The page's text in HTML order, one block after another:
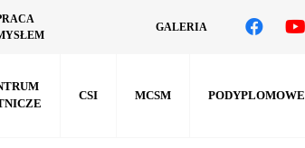
GALERIA
CSI MCSM PODYPLOMOWE